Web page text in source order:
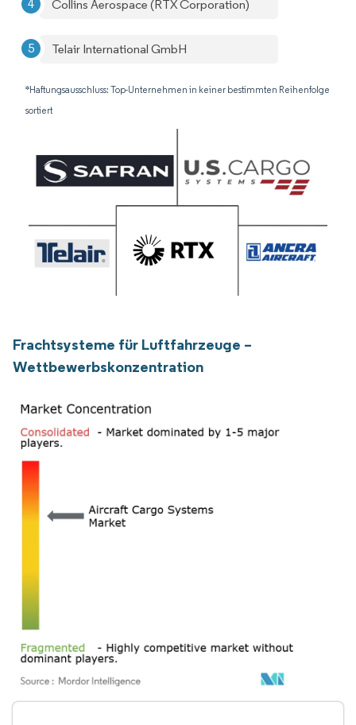
Collins Aerospace (RTX Corporation)
Telair International GmbH
*Haftungsausschluss: Top-Unternehmen in keiner bestimmten Reihenfolge
sortiert
Frachtsysteme für Luftfahrzeuge –
Wettbewerbskonzentration